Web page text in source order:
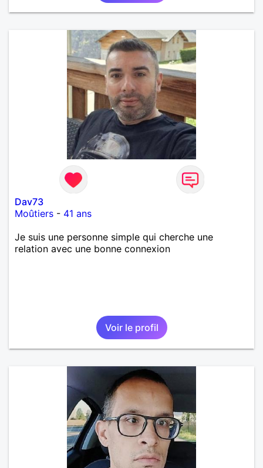
Dav73
Moûtiers - 41 ans
Je suis une personne simple qui cherche une
relation avec une bonne connexion
Voir le profil